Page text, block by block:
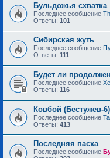
Бульдожья схватка
Последнее сообщение
Ответы: 101
Сибирская жуть
Последнее сообщение
Ответы: 111
Будет ли
Последнее сообщение
Ответы: 116
Ковбой (Бестужев-6)
Последнее сообщение
Ответы: 413
Последняя пасха
Последнее сообщение